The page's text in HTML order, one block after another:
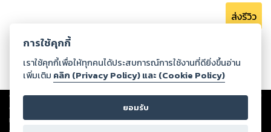
ส่งรีวิว
Copyright ©2026Storylog Co., Ltd. - สตอรี่ล็อกขอสงวนสิทธิ์ไม่รับผิดชอบ
ต่อผลงานหรือเนื้อหาใดที่อัปโหลดผ่านเว็บไซต์และปรากฏว่าละเมิดสิทธิใน
ทรัพย์สินทางปัญญาของบุคคลอื่นหรือขัดต่อกฎหมายและศีลธรรม ดังนั้น ผู้อ่าน
การใช้คุกกี้
เราใช้คุกกี้เพื่อให้ทุกคนได้ประสบการณ์การใช้งานที่ดียิ่งขึ้นอ่าน
เพิ่มเติม คลิก (Privacy Policy) และ (Cookie Policy)
ยอมรับ